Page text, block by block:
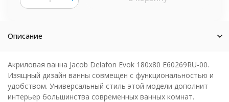
Описание
Акриловая ванна Jacob Delafon Evok 180x80 E60269RU-00.
Изящный дизайн ванны совмещен с функциональностью и
удобством. Универсальный стиль этой модели дополнит
интерьер большинства современных ванных комнат.